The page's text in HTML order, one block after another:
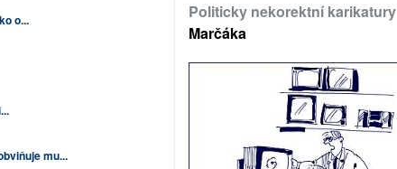
o...
mu...
Politicky nekorektní karikatury
Marčáka